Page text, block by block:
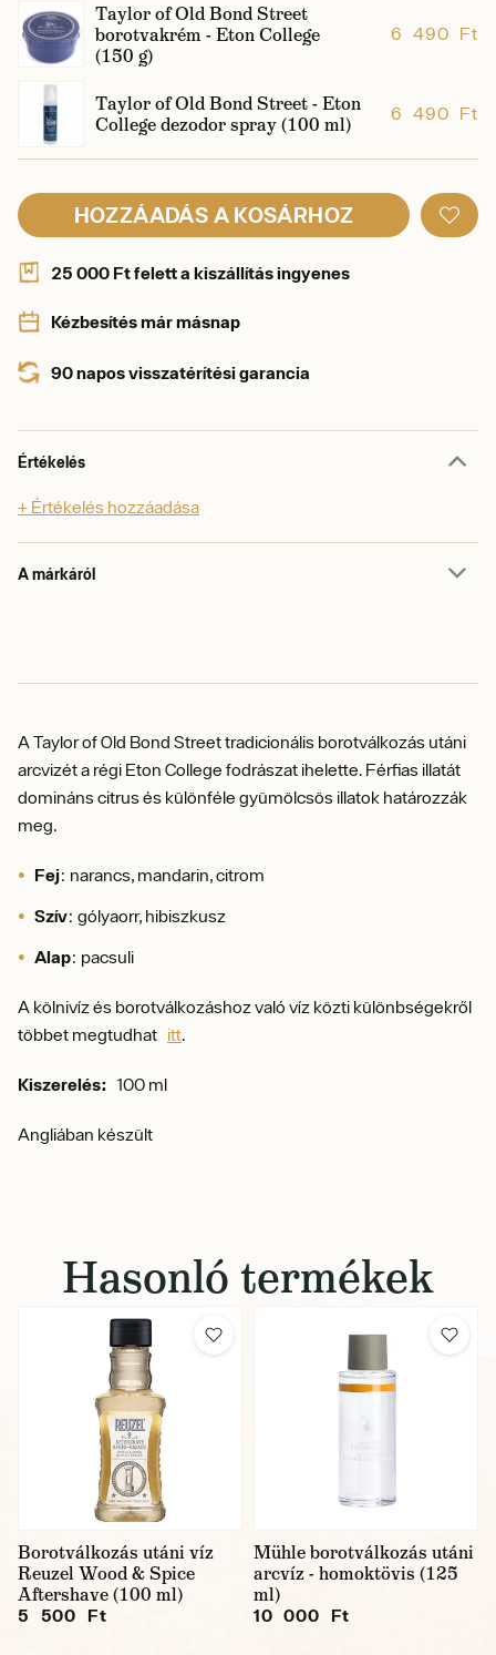
Taylor of Old Bond Street
borotvakrém - Eton College
(150 g)
6 490 Ft
Taylor of Old Bond Street - Eton
College dezodor spray (100 ml)
6 490 Ft
HOZZÁADÁS A KOSÁRHOZ
25 000 Ft felett a kiszállítás ingyenes
Kézbesítés már másnap
90 napos visszatérítési garancia
Értékelés
+ Értékelés hozzáadása
A márkáról
A Taylor of Old Bond Street tradicionális borotválkozás utáni
arcvizét a régi Eton College fodrászat ihelette. Férfias illatát
domináns citrus és különféle gyümölcsös illatok határozzák
meg.
Fej: narancs, mandarin, citrom
Szív: gólyaorr, hibiszkusz
Alap: pacsuli
A kölnivíz és borotválkozáshoz való víz közti különbségekről
többet megtudhat itt.
Kiszerelés: 100 ml
Angliában készült
Hasonló termékek
Borotválkozás utáni víz
Reuzel Wood & Spice
Aftershave (100 ml)
5 500 Ft
Mühle borotválkozás utáni
arcvíz - homoktövis (125
ml)
10 000 Ft